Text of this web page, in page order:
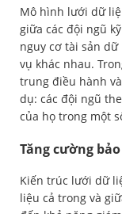
Mô hình lưới dữ
giữa các đội ngũ
nguy cơ tài sản
vụ khác nhau.
trung điều hành
dụ: các đội ngũ
của họ trong một
Tăng cường
Kiến trúc lưới dữ
liệu cả trong và